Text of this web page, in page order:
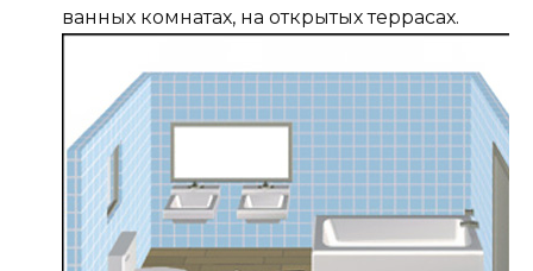
ванных комнатах, на открытых террасах.